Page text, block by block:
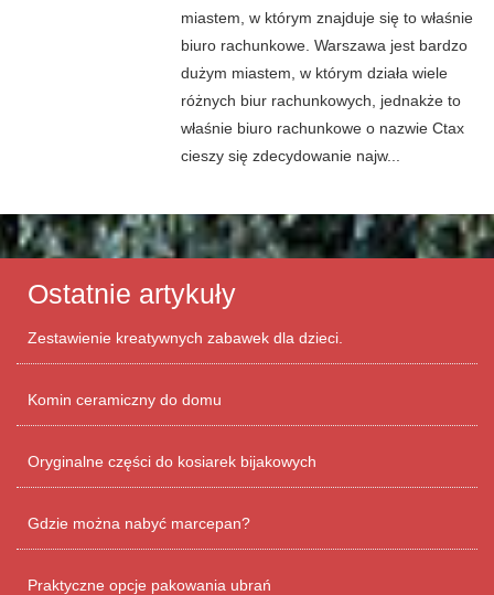
miastem, w którym znajduje się to właśnie
biuro rachunkowe. Warszawa jest bardzo
dużym miastem, w którym działa wiele
różnych biur rachunkowych, jednakże to
właśnie biuro rachunkowe o nazwie Ctax
cieszy się zdecydowanie najw...
Ostatnie artykuły
Zestawienie kreatywnych zabawek dla dzieci.
Komin ceramiczny do domu
Oryginalne części do kosiarek bijakowych
Gdzie można nabyć marcepan?
Praktyczne opcje pakowania ubrań